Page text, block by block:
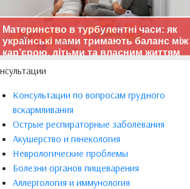
Материнство в турбулентні часи: як
українські мами тримають баланс між
кар’єрою, дітьми та власним життям
Консультации по вопросам грудного
вскармливания
Острые респираторные заболевания
Акушерство и гинекология
Неврологические проблемы
Болезни органов пищеварения
Аллергология и иммунология